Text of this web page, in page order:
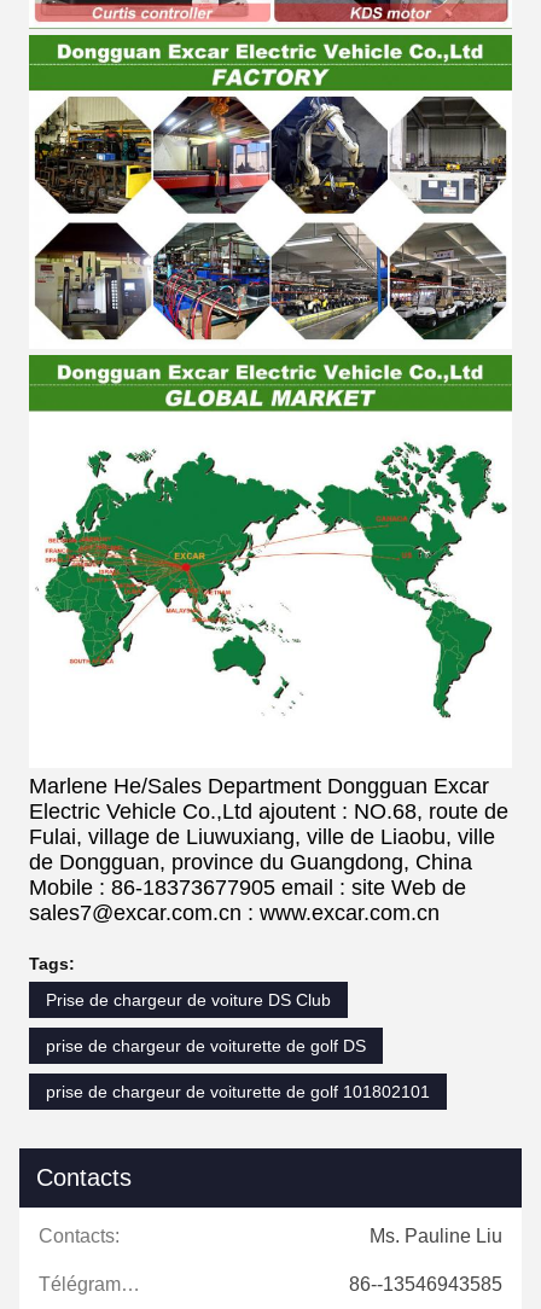
Marlene He/Sales Department Dongguan Excar
Electric Vehicle Co.,Ltd ajoutent : NO.68, route de
Fulai, village de Liuwuxiang, ville de Liaobu, ville
de Dongguan, province du Guangdong, China
Mobile : 86-18373677905 email : site Web de
sales7@excar.com.cn : www.excar.com.cn
Tags:
Prise de chargeur de voiture DS Club
prise de chargeur de voiturette de golf DS
prise de chargeur de voiturette de golf 101802101
Contacts
Contacts: Ms. Pauline Liu
Télégramme: 86--13546943585